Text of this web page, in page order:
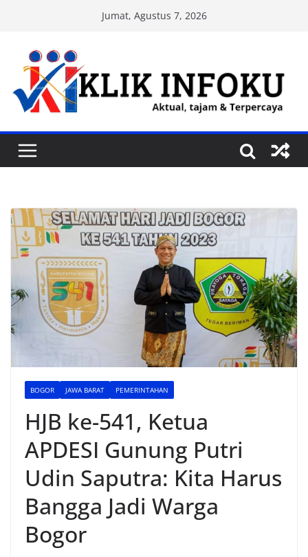
content
Jumat, Agustus 7, 2026
BOGOR JAWA BARAT PEMERINTAHAN
HJB ke-541, Ketua
APDESI Gunung Putri
Udin Saputra: Kita Harus
Bangga Jadi Warga
Bogor